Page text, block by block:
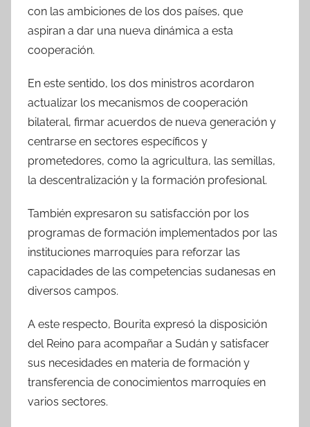
con las ambiciones de los dos países, que
aspiran a dar una nueva dinámica a esta
cooperación.
En este sentido, los dos ministros acordaron
actualizar los mecanismos de cooperación
bilateral, firmar acuerdos de nueva generación y
centrarse en sectores específicos y
prometedores, como la agricultura, las semillas,
la descentralización y la formación profesional.
También expresaron su satisfacción por los
programas de formación implementados por las
instituciones marroquíes para reforzar las
capacidades de las competencias sudanesas en
diversos campos.
A este respecto, Bourita expresó la disposición
del Reino para acompañar a Sudán y satisfacer
sus necesidades en materia de formación y
transferencia de conocimientos marroquíes en
varios sectores.